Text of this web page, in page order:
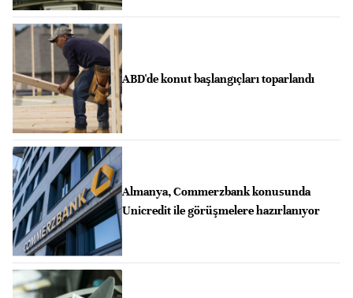
ABD'de konut başlangıçları toparlandı
Almanya, Commerzbank konusunda
Unicredit ile görüşmelere hazırlanıyor